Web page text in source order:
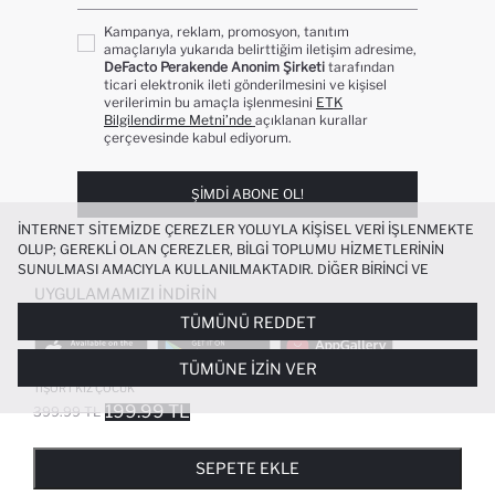
%100 PAMUK RELAXED FIT PENYE
TIŞÖRT KIZ ÇOCUK
399.99 TL 199.99 TL
SEPETE EKLE
Kampanya, reklam, promosyon, tanıtım
amaçlarıyla yukarıda belirttiğim iletişim adresime,
DeFacto Perakende Anonim Şirketi tarafından
ticari elektronik ileti gönderilmesini ve kişisel
verilerimin bu amaçla işlenmesini ETK
Bilgilendirme Metni’nde açıklanan kurallar
çerçevesinde kabul ediyorum.
ŞIMDI ABONE OL!
UYGULAMAMIZI İNDIRIN
POPÜLER KATEGORILER
KADIN BEYAZ TIŞÖRT
İNTERNET SITEMIZDE ÇEREZLER YOLUYLA KIŞISEL VERI IŞLENMEKTE
OLUP; GEREKLI OLAN ÇEREZLER, BILGI TOPLUMU HIZMETLERININ
SUNULMASI AMACIYLA KULLANILMAKTADIR. DIĞER BIRINCI VE
ÜÇÜNCÜ TARAF ÇEREZLER ISE SIZE DAHA IYI BIR ALIŞVERIŞ
DENEYIMI SUNULABILMESI, SITEMIZIN DAHA IŞLEVSEL KILINMASI VE
KIŞISELLEŞTIRMESI VE AÇIK RIZA VERMENIZ HALINDE, SIZLERE
YÖNELIK PAZARLAMA FAALIYETLERININ YAPILMASI AMAÇLARIYLA
SINIRLI OLARAK KULLANILACAKTIR. ÇEREZLERE DAIR TERCIHLERINIZI
ÇEREZ TERCIHLERIPANELI ARACILIĞIYLA HER ZAMAN YÖNETEBILIR,
ÇEREZLERLE ILGILI DAHA DETAYLI BILGIYE
TÜMÜNÜ REDDET
TÜMÜNE İZIN VER